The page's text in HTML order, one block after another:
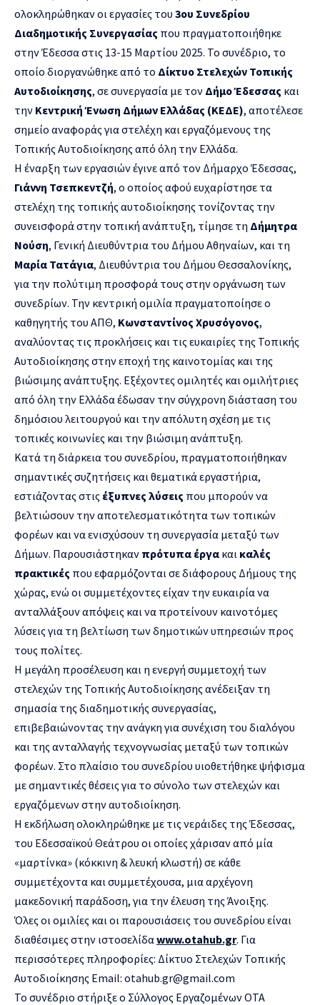
ολοκληρώθηκαν οι εργασίες του 3ου Συνεδρίου
Διαδημοτικής Συνεργασίας που πραγματοποιήθηκε
στην Έδεσσα στις 13-15 Μαρτίου 2025. Το συνέδριο, το
οποίο διοργανώθηκε από το Δίκτυο Στελεχών Τοπικής
Αυτοδιοίκησης, σε συνεργασία με τον Δήμο Έδεσσας και
την Κεντρική Ένωση Δήμων Ελλάδας (ΚΕΔΕ), αποτέλεσε
σημείο αναφοράς για στελέχη και εργαζόμενους της
Τοπικής Αυτοδιοίκησης από όλη την Ελλάδα.
Η έναρξη των εργασιών έγινε από τον Δήμαρχο Έδεσσας,
Γιάννη Τσεπκεντζή, ο οποίος αφού ευχαρίστησε τα
στελέχη της τοπικής αυτοδιοίκησης τονίζοντας την
συνεισφορά στην τοπική ανάπτυξη, τίμησε τη Δήμητρα
Νούση, Γενική Διευθύντρια του Δήμου Αθηναίων, και τη
Μαρία Τατάγια, Διευθύντρια του Δήμου Θεσσαλονίκης,
για την πολύτιμη προσφορά τους στην οργάνωση των
συνεδρίων. Την κεντρική ομιλία πραγματοποίησε ο
καθηγητής του ΑΠΘ, Κωνσταντίνος Χρυσόγονος,
αναλύοντας τις προκλήσεις και τις ευκαιρίες της Τοπικής
Αυτοδιοίκησης στην εποχή της καινοτομίας και της
βιώσιμης ανάπτυξης. Εξέχοντες ομιλητές και ομιλήτριες
από όλη την Ελλάδα έδωσαν την σύγχρονη διάσταση του
δημόσιου λειτουργού και την απόλυτη σχέση με τις
τοπικές κοινωνίες και την βιώσιμη ανάπτυξη.
Κατά τη διάρκεια του συνεδρίου, πραγματοποιήθηκαν
σημαντικές συζητήσεις και θεματικά εργαστήρια,
εστιάζοντας στις έξυπνες λύσεις που μπορούν να
βελτιώσουν την αποτελεσματικότητα των τοπικών
φορέων και να ενισχύσουν τη συνεργασία μεταξύ των
Δήμων. Παρουσιάστηκαν πρότυπα έργα και καλές
πρακτικές που εφαρμόζονται σε διάφορους Δήμους της
χώρας, ενώ οι συμμετέχοντες είχαν την ευκαιρία να
ανταλλάξουν απόψεις και να προτείνουν καινοτόμες
λύσεις για τη βελτίωση των δημοτικών υπηρεσιών προς
τους πολίτες.
Η μεγάλη προσέλευση και η ενεργή συμμετοχή των
στελεχών της Τοπικής Αυτοδιοίκησης ανέδειξαν τη
σημασία της διαδημοτικής συνεργασίας,
επιβεβαιώνοντας την ανάγκη για συνέχιση του διαλόγου
και της ανταλλαγής τεχνογνωσίας μεταξύ των τοπικών
φορέων. Στο πλαίσιο του συνεδρίου υιοθετήθηκε ψήφισμα
με σημαντικές θέσεις για το σύνολο των στελεχών και
εργαζόμενων στην αυτοδιοίκηση.
Η εκδήλωση ολοκληρώθηκε με τις νεράιδες της Έδεσσας,
του Εδεσσαϊκού Θεάτρου οι οποίες χάρισαν από μία
«μαρτίνκα» (κόκκινη & λευκή κλωστή) σε κάθε
συμμετέχοντα και συμμετέχουσα, μια αρχέγονη
μακεδονική παράδοση, για την έλευση της Άνοιξης.
Όλες οι ομιλίες και οι παρουσιάσεις του συνεδρίου είναι
διαθέσιμες στην ιστοσελίδα www.otahub.gr. Για
περισσότερες πληροφορίες: Δίκτυο Στελεχών Τοπικής
Αυτοδιοίκησης Email: otahub.gr@gmail.com
Το συνέδριο στήριξε ο Σύλλογος Εργαζομένων ΟΤΑ